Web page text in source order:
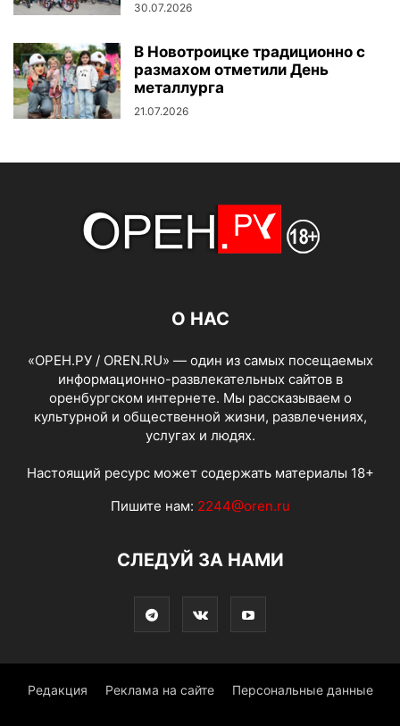
30.07.2026
В Новотроицке традиционно с
размахом отметили День
металлурга
21.07.2026
О НАС
«ОРЕН.РУ / OREN.RU» — один из самых посещаемых
информационно-развлекательных сайтов в
оренбургском интернете. Мы рассказываем о
культурной и общественной жизни, развлечениях,
услугах и людях.
Настоящий ресурс может содержать материалы 18+
Пишите нам: 2244@oren.ru
СЛЕДУЙ ЗА НАМИ
Редакция Реклама на сайте Персональные данные